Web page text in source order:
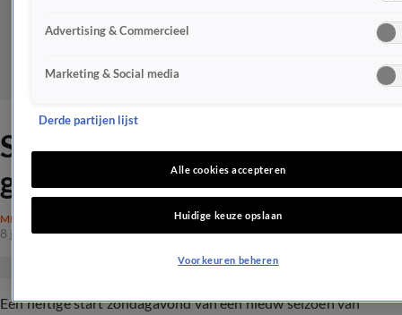
Stegeman op de Bres-kijker
geschokt en woest: 'Hufter'
MISDAAD
8 jan 2024, 12:27
Een heftige start zondagavond van een nieuw seizoen van
Advertising & Commercieel
Marketing & Social media
Derde partijen lijst
Alle cookies accepteren
Huidige keuze opslaan
Voorkeuren beheren